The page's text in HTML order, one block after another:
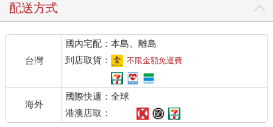
配送方式
台灣
國內宅配：本島、離島
到店取貨：
不限金額免運費
海外
國際快遞：全球
港澳店取：